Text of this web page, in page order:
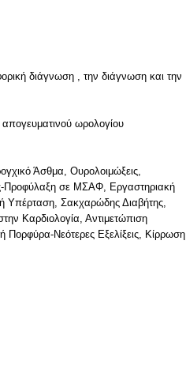
διάγνωση , την διάγνωση και την
απογευματινού ωρολογίου
Άσθμα, Ουρολοιμώξεις,
Προφύλαξη σε ΜΣΑΦ, Εργαστηριακή
Υπέρταση, Σακχαρώδης Διαβήτης,
Καρδιολογία, Αντιμετώπιση
Πορφύρα-Νεότερες Εξελίξεις, Κίρρωση